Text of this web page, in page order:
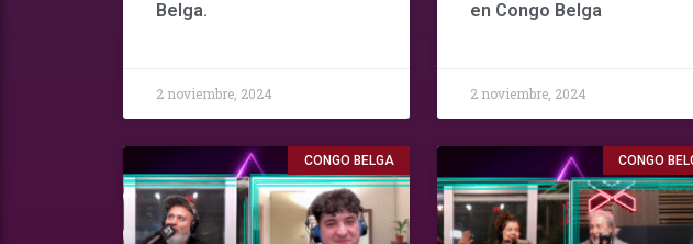
Belga.
2 noviembre, 2024
en Congo Belga
2 noviembre, 2024
CONGO BELGA CONGO